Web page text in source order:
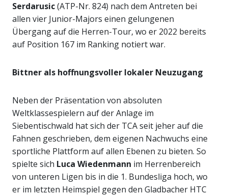
Serdarusic(ATP-Nr. 824) nach dem Antreten bei
allen vier Junior-Majors einen gelungenen
Übergang auf die Herren-Tour, wo er 2022 bereits
auf Position 167 im Ranking notiert war.
Bittner als hoffnungsvoller lokaler Neuzugang
Neben der Präsentation von absoluten
Weltklassespielern auf der Anlage im
Siebentischwald hat sich der TCA seit jeher auf die
Fahnen geschrieben, dem eigenen Nachwuchs eine
sportliche Plattform auf allen Ebenen zu bieten. So
spielte sich Luca Wiedenmann im Herrenbereich
von unteren Ligen bis in die 1. Bundesliga hoch, wo
er im letzten Heimspiel gegen den Gladbacher HTC